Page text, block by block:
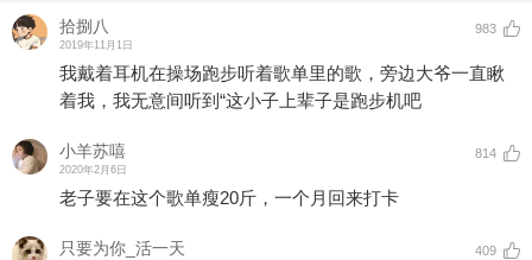
拾捌八
2019年11月1日
983
我戴着耳机在操场跑步听着歌单里的歌，旁边大爷一直瞅
着我，我无意间听到“这小子上辈子是跑步机吧
小羊苏嘻
2020年2月6日
814
老子要在这个歌单瘦20斤，一个月回来打卡
只要为你_活一天 409